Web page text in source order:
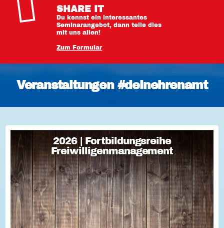
SHARE IT
Du kennst ein interessantes
Seminarangebot, dann teile dies
mit uns allen!
Zum Formular
Veranstaltungen #deinehrenamt
2026 | Fortbildungsreihe
Freiwilligenmanagement
2026 | Fortbildungsreihe
Freiwilligenmanagement
Freiwilligenmanagement Kompakt Strategisches
Freiwilligenmanagement und praktische Umsetzung Im Fokus
Teil 1 Für Engagement begeistern: Freiwillige gewinnen Im
Fokus Teil 2 Eine Frage der H...